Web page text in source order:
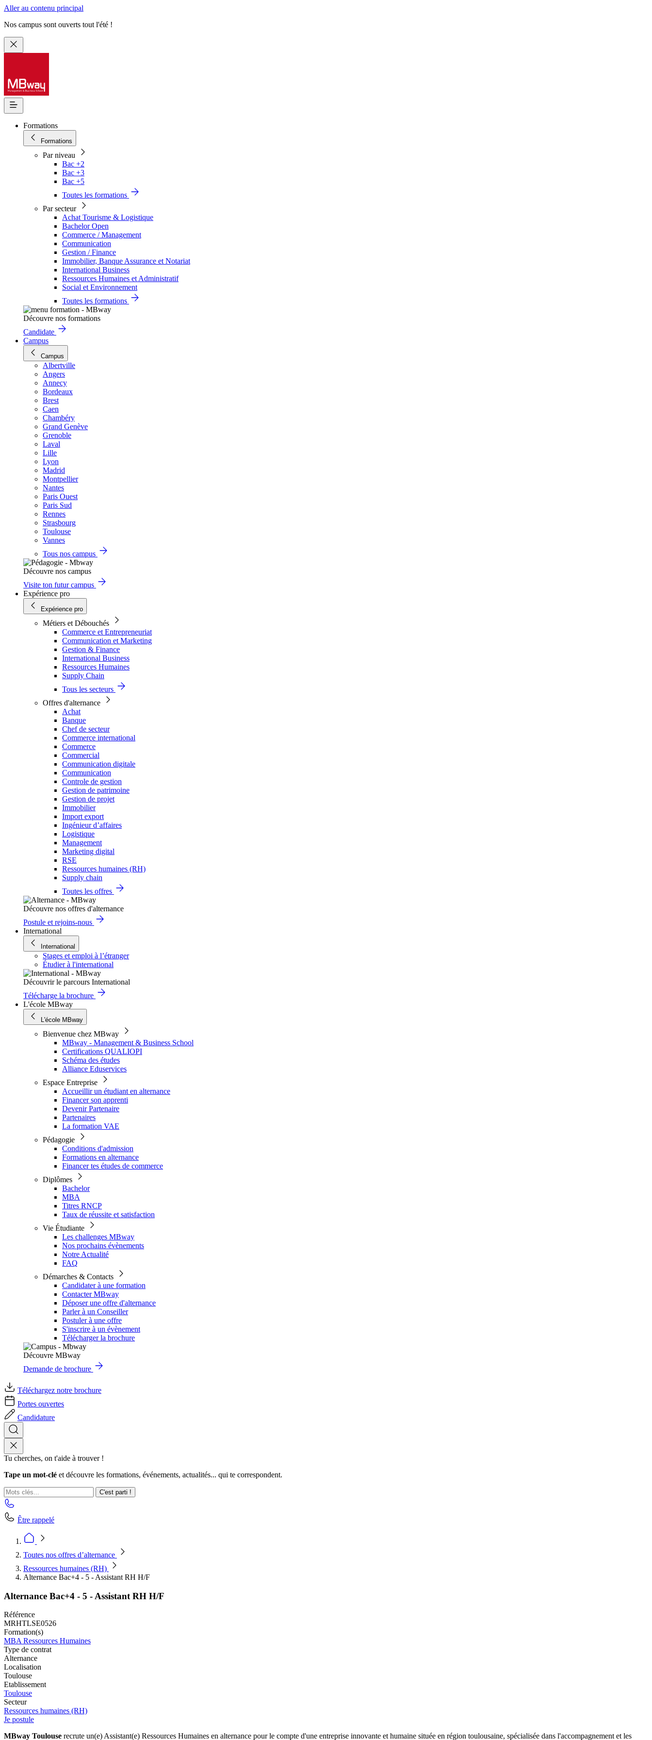
Aller au contenu principal
Nos campus sont ouverts tout l'été !
Formations
Formations
Par niveau
Bac +2
Bac +3
Bac +5
Toutes les formations
Par secteur
Achat Tourisme & Logistique
Bachelor Open
Commerce / Management
Communication
Gestion / Finance
Immobilier, Banque Assurance et Notariat
International Business
Ressources Humaines et Administratif
Social et Environnement
Toutes les formations
Découvre nos formations
Candidate
Campus
Campus
Albertville
Angers
Annecy
Bordeaux
Brest
Caen
Chambéry
Grand Genève
Grenoble
Laval
Lille
Lyon
Madrid
Montpellier
Nantes
Paris Ouest
Paris Sud
Rennes
Strasbourg
Toulouse
Vannes
Tous nos campus
Découvre nos campus
Visite ton futur campus
Expérience pro
Expérience pro
Métiers et Débouchés
Commerce et Entrepreneuriat
Communication et Marketing
Gestion & Finance
International Business
Ressources Humaines
Supply Chain
Tous les secteurs
Offres d'alternance
Achat
Banque
Chef de secteur
Commerce international
Commerce
Commercial
Communication digitale
Communication
Controle de gestion
Gestion de patrimoine
Gestion de projet
Immobilier
Import export
Ingénieur d’affaires
Logistique
Management
Marketing digital
RSE
Ressources humaines (RH)
Supply chain
Toutes les offres
Découvre nos offres d'alternance
Postule et rejoins-nous
International
International
Stages et emploi à l’étranger
Étudier à l'international
Découvrir le parcours International
Télécharge la brochure
L'école MBway
L'école MBway
Bienvenue chez MBway
MBway - Management & Business School
Certifications QUALIOPI
Schéma des études
Alliance Eduservices
Espace Entreprise
Accueillir un étudiant en alternance
Financer son apprenti
Devenir Partenaire
Partenaires
La formation VAE
Pédagogie
Conditions d'admission
Formations en alternance
Financer tes études de commerce
Diplômes
Bachelor
MBA
Titres RNCP
Taux de réussite et satisfaction
Vie Étudiante
Les challenges MBway
Nos prochains évènements
Notre Actualité
FAQ
Démarches & Contacts
Candidater à une formation
Contacter MBway
Déposer une offre d'alternance
Parler à un Conseiller
Postuler à une offre
S'inscrire à un évènement
Télécharger la brochure
Découvre MBway
Demande de brochure
Téléchargez notre brochure
Portes ouvertes
Candidature
Tu cherches, on t'aide à trouver !
Tape un mot-clé et découvre les formations, événements, actualités... qui te correspondent.
C'est parti !
Être rappelé
Toutes nos offres d’alternance
Ressources humaines (RH)
Alternance Bac+4 - 5 - Assistant RH H/F
Alternance Bac+4 - 5 - Assistant RH H/F
Référence
MRHTLSE0526
Formation(s)
MBA Ressources Humaines
Type de contrat
Alternance
Localisation
Toulouse
Etablissement
Toulouse
Secteur
Ressources humaines (RH)
Je postule
MBway Toulouse recrute un(e) Assistant(e) Ressources Humaines en alternance pour le compte d'une entreprise innovante et humaine située en région toulousaine, spécialisée dans l'accompagnement et les